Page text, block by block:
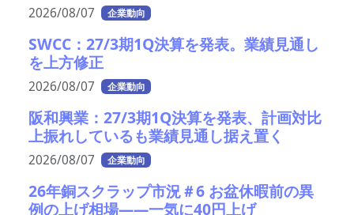
2026/08/07 企業動向
SWCC：27/3期1Q決算を発表。業績見通し
を上方修正
2026/08/07 企業動向
阪和興業：27/3期1Q決算を発表、計画対比
上振れしているも業績見通し据え置く
2026/08/07 企業動向
26年銅スクラップ市況＃6 お盆休暇前の異
例の上げ相場――一気に40円上げ